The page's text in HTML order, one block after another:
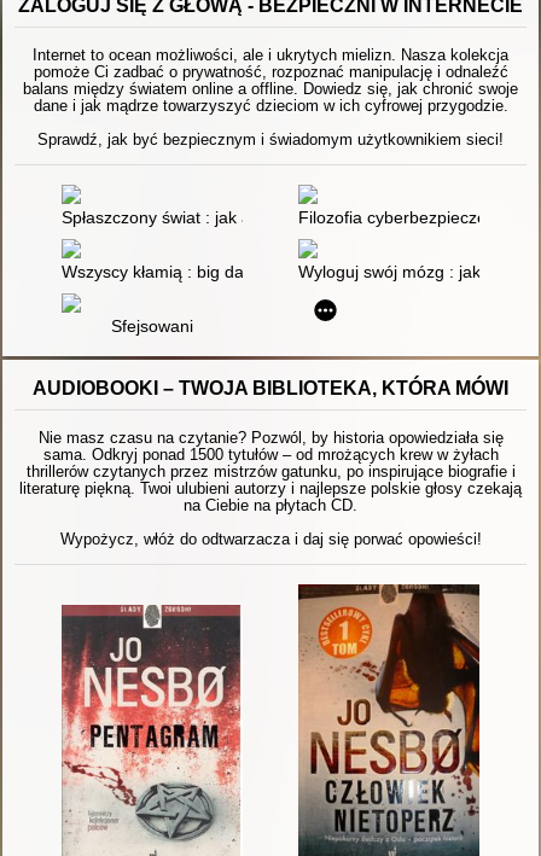
ZALOGUJ SIĘ Z GŁOWĄ - BEZPIECZNI W INTERNECIE
Internet to ocean możliwości, ale i ukrytych mielizn. Nasza kolekcja
pomoże Ci zadbać o prywatność, rozpoznać manipulację i odnaleźć
balans między światem online a offline. Dowiedz się, jak chronić swoje
dane i jak mądrze towarzyszyć dzieciom w ich cyfrowej przygodzie.
Sprawdź, jak być bezpiecznym i świadomym użytkownikiem sieci!
Spłaszczony świat : jak algorytmy przejęły kulturę, gust i
Filozofia cyberbezpieczeństwa
Wszyscy kłamią : big data, nowe dane i wszystko, co
Wyloguj swój mózg : jak
Sfejsowani
AUDIOBOOKI – TWOJA BIBLIOTEKA, KTÓRA MÓWI
Nie masz czasu na czytanie? Pozwól, by historia opowiedziała się
sama. Odkryj ponad 1500 tytułów – od mrożących krew w żyłach
thrillerów czytanych przez mistrzów gatunku, po inspirujące biografie i
literaturę piękną. Twoi ulubieni autorzy i najlepsze polskie głosy czekają
na Ciebie na płytach CD.
Wypożycz, włóż do odtwarzacza i daj się porwać opowieści!